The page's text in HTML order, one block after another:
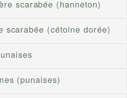
scarabée (hanneton)
scarabée (cétoine dorée)
(punaises)